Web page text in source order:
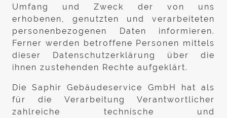
Umfang und Zweck der von uns
erhobenen, genutzten und verarbeiteten
personenbezogenen Daten informieren.
Ferner werden betroffene Personen mittels
dieser Datenschutzerklärung über die
ihnen zustehenden Rechte aufgeklärt.
Die Saphir Gebäudeservice GmbH hat als
für die Verarbeitung Verantwortlicher
zahlreiche technische und